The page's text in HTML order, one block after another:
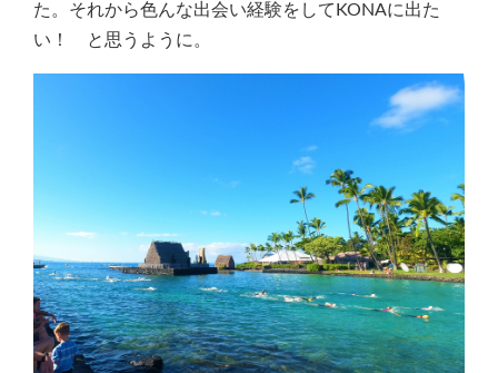
た。それから色んな出会い経験をしてKONAに出た
い！ と思うように。